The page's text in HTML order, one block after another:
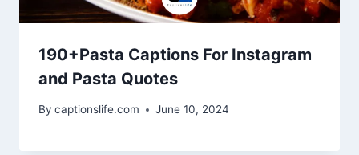
190+Pasta Captions For Instagram
and Pasta Quotes
By captionslife.com June 10, 2024